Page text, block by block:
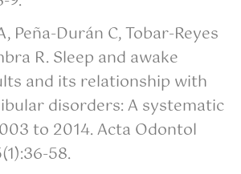
Peña-Durán C, Tobar-Reyes
R. Sleep and awake
and its relationship with
disorders: A systematic
to 2014. Acta Odontol
58.